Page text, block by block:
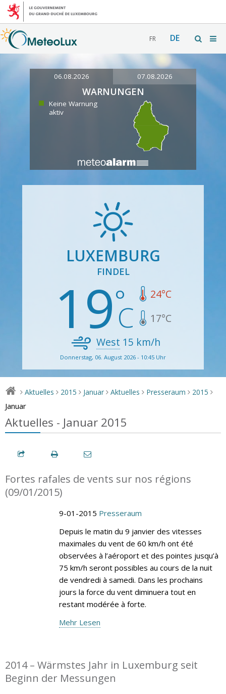
FR DE
06.08.2026 07.08.2026
WARNUNGEN
Keine Warnung
aktiv
LUXEMBURG
FINDEL
19 24°C
17°C
West 15 km/h
Donnerstag, 06. August 2026 - 10:45 Uhr
> Aktuelles > 2015 > Januar > Aktuelles > Presseraum > 2015 >
Januar
Aktuelles - Januar 2015
Fortes rafales de vents sur nos régions
(09/01/2015)
9-01-2015 Presseraum
Depuis le matin du 9 janvier des vitesses
maximales du vent de 60 km/h ont été
observées à l’aéroport et des pointes jusqu’à
75 km/h seront possibles au cours de la nuit
de vendredi à samedi. Dans les prochains
jours la force du vent diminuera tout en
restant modérée à forte.
Mehr Lesen
2014 – Wärmstes Jahr in Luxemburg seit
Beginn der Messungen